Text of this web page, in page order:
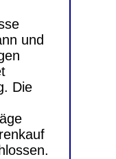
und
Die